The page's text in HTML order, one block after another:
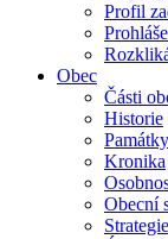
Profil
Obec
Části
Historie
Památky
Kronika
Obecní